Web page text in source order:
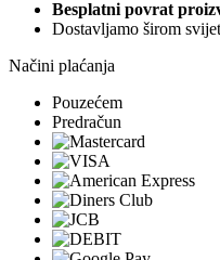
Besplatni povrat
Dostavljamo širom
Načini plaćanja
Pouzećem
Predračun